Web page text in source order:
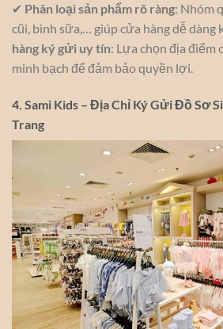
✔ Phân loại sản phẩm rõ ràng: Nhóm
cũi, bình sữa,… giúp cửa hàng dễ dàng
hàng ký gửi uy tín: Lựa chọn địa điểm
minh bạch để đảm bảo quyền lợi.
4. Sami Kids – Địa Chỉ Ký Gửi Đồ Sơ
Trang